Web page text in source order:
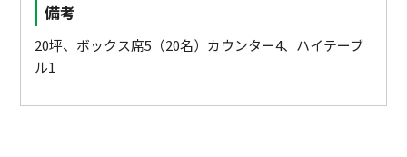
備考
20坪、ボックス席5（20名）カウンター4、ハイテーブ
ル1